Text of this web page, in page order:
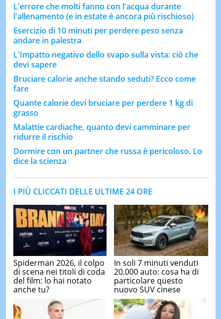
L'errore che molti fanno con l'acqua durante
l'allenamento (e in estate è ancora più rischioso)
Esercizio di 10 minuti per perdere peso senza
andare in palestra
L'Impatto negativo dello svapo sulla vista: ciò che
devi sapere
Bruciare calorie anche stando seduti? Ecco come
fare
Quante calorie devi bruciare per perdere 1 kg di
grasso
Malattie cardiache, quanto devi camminare per
ridurre il rischio
Dormire con un partner che russa è pericoloso. Lo
dice la scienza
I PIÙ CLICCATI DELLE ULTIME 24 ORE
Spiderman 2026, il colpo
di scena nei titoli di coda
del film: lo hai notato
anche tu?
In soli 7 minuti venduti
20.000 auto: cosa ha di
particolare questo
nuovo SUV cinese